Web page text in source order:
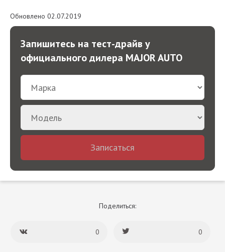
Обновлено 02.07.2019
Запишитесь на тест-драйв у
официального дилера MAJOR AUTO
Записаться
Поделиться:
0 0